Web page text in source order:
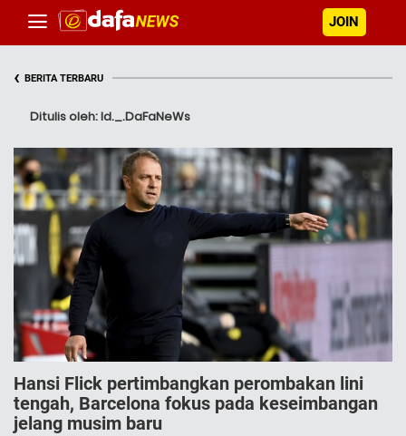
JOIN
‹ BERITA TERBARU
Ditulis oleh: Id._.DaFaNeWs
Hansi Flick pertimbangkan perombakan lini
tengah, Barcelona fokus pada keseimbangan
jelang musim baru